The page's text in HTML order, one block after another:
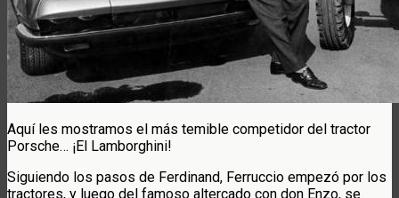
Aquí les mostramos el más temible competidor del tractor
Porsche… ¡El Lamborghini!
Siguiendo los pasos de Ferdinand, Ferruccio empezó por los
tractores, y luego del famoso altercado con don Enzo, se